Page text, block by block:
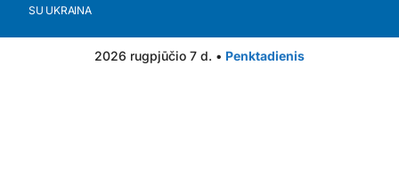
SU UKRAINA
2026 rugpjūčio 7 d. • Penktadienis